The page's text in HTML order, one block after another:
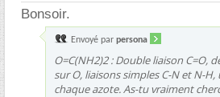
Bonsoir.
Envoyé par persona
O=C(NH2)2 : Double liaison C=O,
sur O, liaisons simples C-N et N-
chaque azote. As-tu vraiment